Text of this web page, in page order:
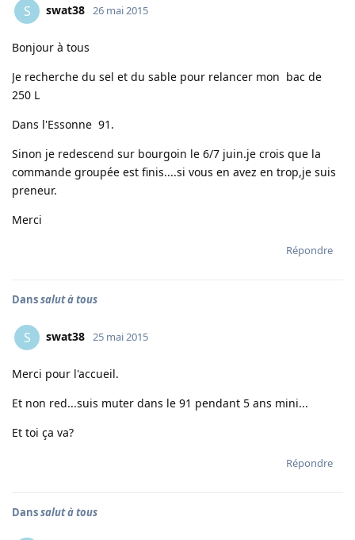
S swat38 26 mai 2015
Bonjour à tous
Je recherche du sel et du sable pour relancer mon bac de
250 L
Dans l'Essonne 91.
Sinon je redescend sur bourgoin le 6/7 juin.je crois que la
commande groupée est finis....si vous en avez en trop,je suis
preneur.
Merci
Répondre
Danssalut à tous
S swat38 25 mai 2015
Merci pour l'accueil.
Et non red...suis muter dans le 91 pendant 5 ans mini...
Et toi ça va?
Répondre
Danssalut à tous